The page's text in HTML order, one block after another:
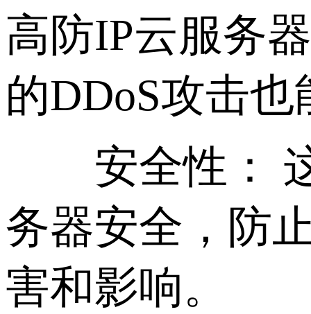
高防IP云服务
的DDoS攻击
安全性： 这
务器安全，防
害和影响。